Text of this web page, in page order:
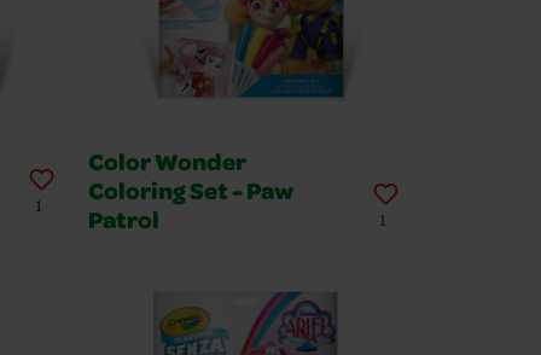
1
Color Wonder
Coloring Set - Paw
Patrol
1